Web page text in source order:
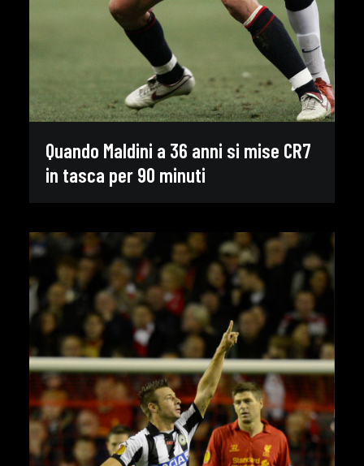
Quando Maldini a 36 anni si mise CR7
in tasca per 90 minuti